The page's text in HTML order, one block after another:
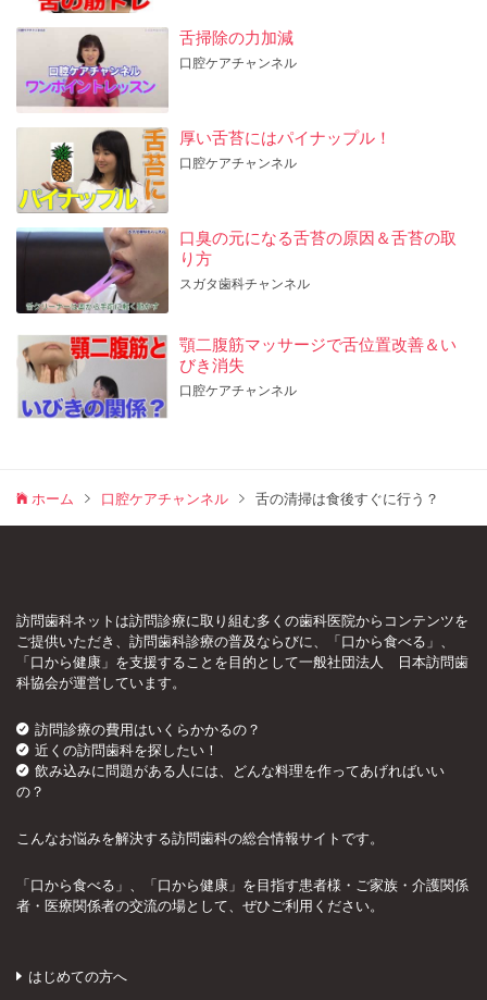
舌掃除の力加減
口腔ケアチャンネル
厚い舌苔にはパイナップル！
口腔ケアチャンネル
口臭の元になる舌苔の原因＆舌苔の取
り方
スガタ歯科チャンネル
顎二腹筋マッサージで舌位置改善＆い
びき消失
口腔ケアチャンネル
ホーム 口腔ケアチャンネル 舌の清掃は食後すぐに行う？
訪問歯科ネットは訪問診療に取り組む多くの歯科医院からコンテンツを
ご提供いただき、訪問歯科診療の普及ならびに、「口から食べる」、
「口から健康」を支援することを目的として一般社団法人 日本訪問歯
科協会が運営しています。
訪問診療の費用はいくらかかるの？
近くの訪問歯科を探したい！
飲み込みに問題がある人には、どんな料理を作ってあげればいい
の？
こんなお悩みを解決する訪問歯科の総合情報サイトです。
「口から食べる」、「口から健康」を目指す患者様・ご家族・介護関係
者・医療関係者の交流の場として、ぜひご利用ください。
はじめての方へ